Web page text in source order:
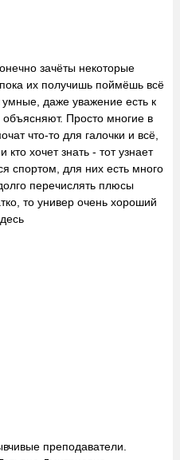
зачёты некоторые
их получишь поймёшь всё
даже уважение есть к
объясняют. Просто многие в
что-то для галочки и всё,
кто хочет знать - тот узнает
спортом, для них есть много
перечислять плюсы
то универ очень хороший
преподаватели.